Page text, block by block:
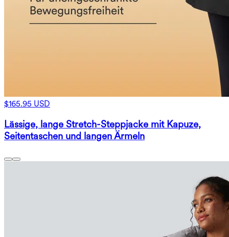
$165.95 USD
Lässige, lange Stretch-Steppjacke mit Kapuze,
Seitentaschen und langen Ärmeln